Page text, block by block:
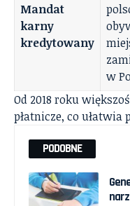
Mandat
karny
kredytowany
w
Od 2018 roku
płatnicze, co ułatwia
PODOBNE